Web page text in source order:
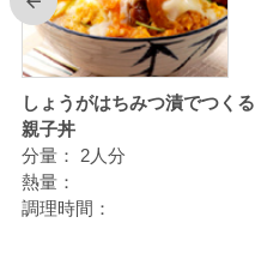
前
しょうがはちみつ漬でつくる
親子丼
分量：
2人分
熱量：
調理時間：